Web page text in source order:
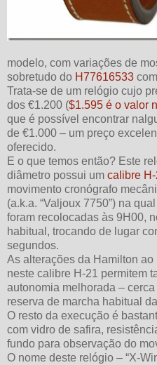
modelo, com variações de
sobretudo do H77616533
Trata-se de um relógio cujo
dos €1.200 ($1.595 é o valor
que é possível encontrar
de €1.000 – um preço
oferecido.
E o que temos então? Este
diâmetro possui um calibre
movimento cronógrafo
(a.k.a. “Valjoux 7750”) na
foram recolocadas às 9H00,
habitual, trocando de lugar
segundos.
As alterações da Hamilton
neste calibre H-21 permitem
autonomia melhorada –
reserva de marcha habitual
O resto da execução é
com vidro de safira,
fundo para observação do
O nome deste relógio – “X-